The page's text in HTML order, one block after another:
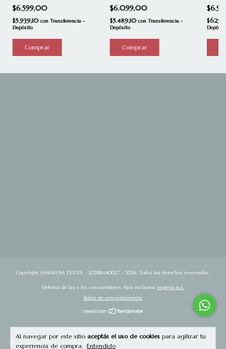
Al navegar por este sitio aceptás el uso de cookies para agilizar tu
experiencia de compra. Entendido
$6.599,00
$5.939,10con Transferencia -
Depósito
Comprar
$6.099,00
$5.489,10con Transferencia -
Depósito
Copyright AMAKOM TEXTIL - 20288440027 - 2026. Todos los derechos reservados.
Defensa de las y los consumidores. Para reclamos ingresá acá.
Botón de arrepentimiento